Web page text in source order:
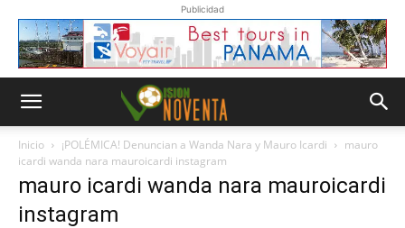
Publicidad
Inicio ¡POLÉMICA! Denuncian a Wanda Nara y Mauro Icardi
mauro
icardi wanda nara mauroicardi instagram
mauro icardi wanda nara mauroicardi
instagram